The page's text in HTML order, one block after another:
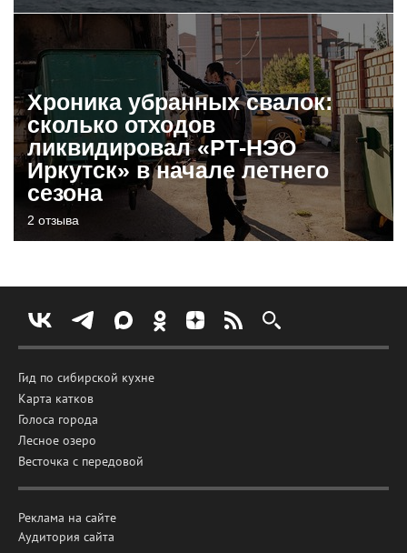
Хроника убранных свалок:
сколько отходов
ликвидировал «РТ-НЭО
Иркутск» в начале летнего
сезона
2 отзыва
Гид по сибирской кухне
Карта катков
Голоса города
Лесное озеро
Весточка с передовой
Реклама на сайте
Аудитория сайта